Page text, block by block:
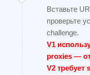
Вставьте
проверьте
challenge.
V1
proxies —
V2 требует